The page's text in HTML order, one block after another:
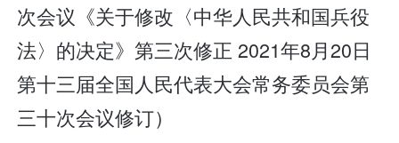
次会议《关于修改〈中华人民共和国兵役
法〉的决定》第三次修正 2021年8月20日
第十三届全国人民代表大会常务委员会第
三十次会议修订）